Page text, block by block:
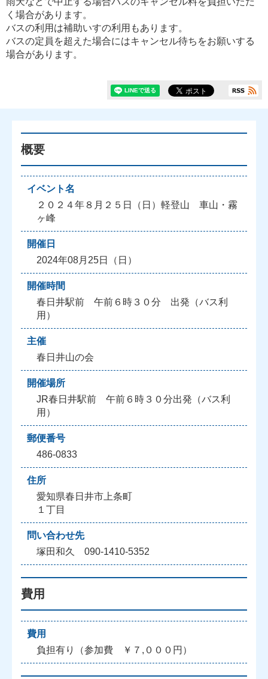
く場合があります。
バスの利用は補助いすの利用もあります。
バスの定員を超えた場合にはキャンセル待ちをお願いする
場合があります。
概要
イベント名
２０２４年８月２５日（日）軽登山 車山・霧
ヶ峰
開催日
2024年08月25日（日）
開催時間
春日井駅前 午前６時３０分 出発（バス利
用）
主催
春日井山の会
開催場所
JR春日井駅前 午前６時３０分出発（バス利
用）
郵便番号
486-0833
住所
愛知県春日井市上条町
１丁目
問い合わせ先
塚田和久 090-1410-5352
費用
費用
負担有り（参加費 ￥７,０００円）